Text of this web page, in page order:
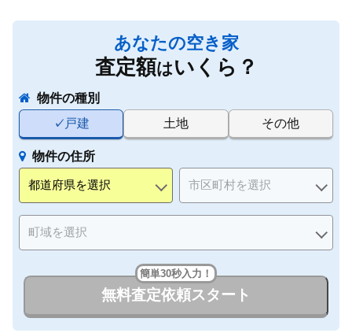
あなたの空き家
査定額はいくら？
物件の種別
戸建
土地 その他
物件の住所
簡単30秒入力！
無料査定依頼スタート